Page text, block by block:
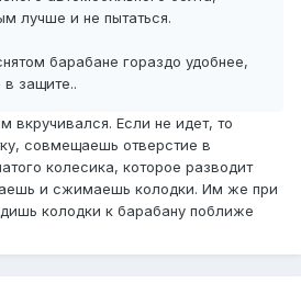
лучше и не пытаться.
барабане гораздо удобнее,
в защите..
вкручивался. Если не идет, то
совмещаешь отверстие в
колесика, которое разводит
и сжимаешь колодки. Им же при
колодки к барабану поближе